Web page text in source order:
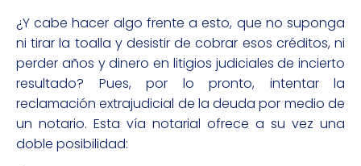
¿Y cabe hacer algo frente a esto, que no suponga
ni tirar la toalla y desistir de cobrar esos créditos, ni
perder años y dinero en litigios judiciales de incierto
resultado? Pues, por lo pronto, intentar la
reclamación extrajudicial de la deuda por medio de
un notario. Esta vía notarial ofrece a su vez una
doble posibilidad: